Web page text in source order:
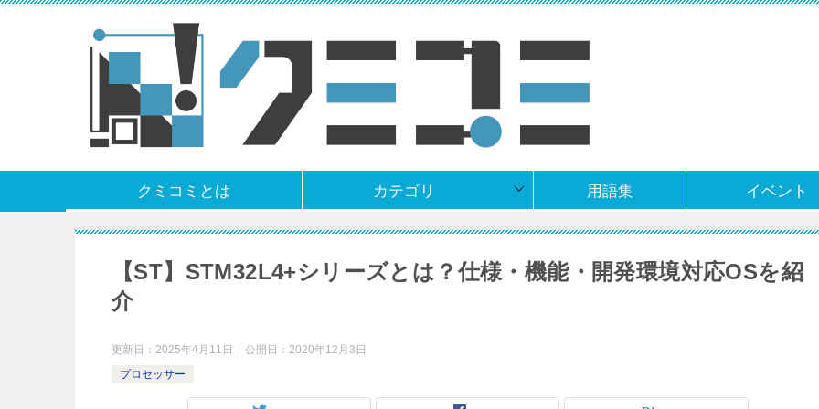
クミコミとは カテゴリ 用語集 イベント
【ST】STM32L4+シリーズとは？仕様・機能・開発環境対応OSを紹
介
更新日： 2025年4月11日 公開日： 2020年12月3日
プロセッサー